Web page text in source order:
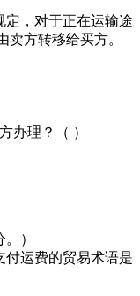
定，对于正在运输途
方转移给买方。
办理？（ ）
）
付运费的贸易术语是